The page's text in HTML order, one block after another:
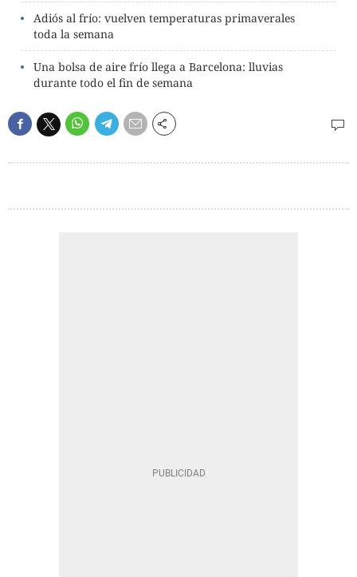
Adiós al frío: vuelven temperaturas primaverales
toda la semana
Una bolsa de aire frío llega a Barcelona: lluvias
durante todo el fin de semana